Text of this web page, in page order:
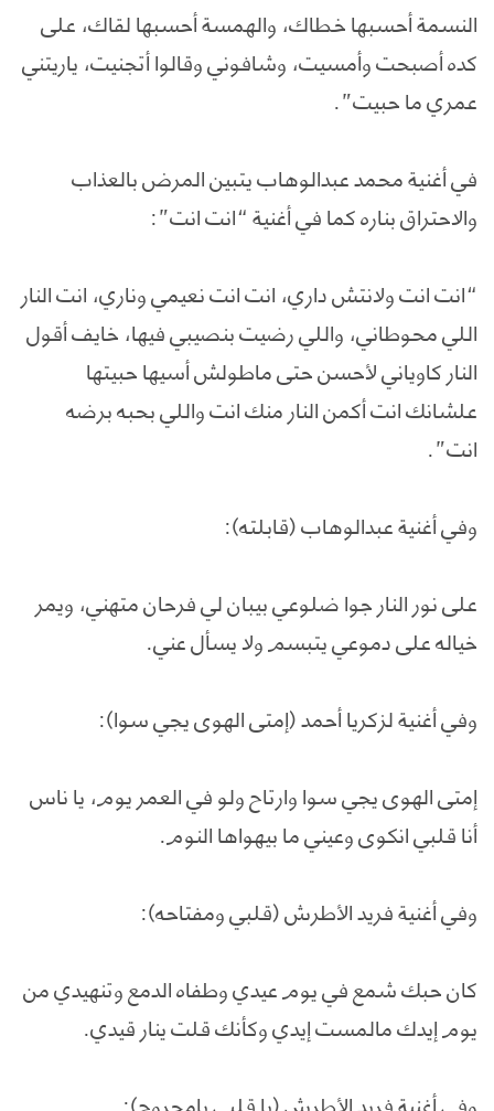
النسمة أحسبها خطاك، والهمسة أحسبها لقاك، على
كده أصبحت وأمسيت، وشافوني وقالوا أتجنيت، ياريتني
عمري ما حبيت”.
في أغنية محمد عبدالوهاب يتبين المرض بالعذاب
والاحتراق بناره كما في أغنية “انت انت”:
“انت انت ولانتش داري، انت انت نعيمي وناري، انت النار
اللي محوطاني، واللي رضيت بنصيبي فيها، خايف أقول
النار كاوياني لأحسن حتى ماطولش أسيها حبيتها
علشانك انت أكمن النار منك انت واللي بحبه برضه
انت”.
وفي أغنية عبدالوهاب (قابلته):
على نور النار جوا ضلوعي بيبان لي فرحان متهني، ويمر
خياله على دموعي يتبسم ولا يسأل عني.
وفي أغنية لزكريا أحمد (إمتى الهوى يجي سوا):
إمتى الهوى يجي سوا وارتاح ولو في العمر يوم، يا ناس
أنا قلبي انكوى وعيني ما بيهواها النوم.
وفي أغنية فريد الأطرش (قلبي ومفتاحه):
كان حبك شمع في يوم عيدي وطفاه الدمع وتنهيدي من
يوم إيدك مالمست إيدي وكأنك قلت ينار قيدي.